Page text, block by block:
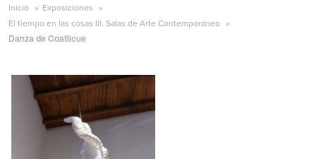
Inicio
Exposiciones
El tiempo en las cosas III. Salas de Arte Contemporáneo
Danza de Coatlicue